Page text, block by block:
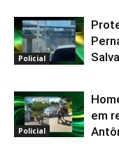
Policial
Policial
em